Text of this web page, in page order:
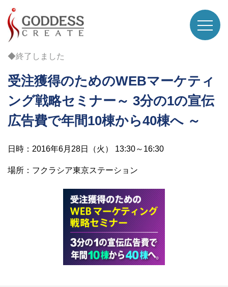
◆終了しました
受注獲得のためのWEBマーケティ
ング戦略セミナー～ 3分の1の宣伝
広告費で年間10棟から40棟へ ～
日時：2016年6月28日（火） 13:30～16:30
場所：フクラシア東京ステーション